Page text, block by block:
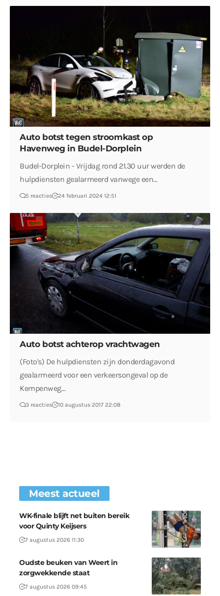
Auto botst tegen stroomkast op
Havenweg in Budel-Dorplein
Budel-Dorplein - Vrijdag rond 21.30 uur werden de
hulpdiensten gealarmeerd vanwege een…
5 reacties 24 februari 2024 12:51
Auto botst achterop vrachtwagen
(Foto's) De hulpdiensten zijn donderdagavond
gealarmeerd voor een verkeersongeval op de
Kempenweg…
3 reacties 10 augustus 2017 22:08
Meest actueel
WK-finale blijft net buiten bereik
voor Quinty Keijsers
7 augustus 2026 11:30
Oudste beuken van Weert in
zorgwekkende staat
7 augustus 2026 09:45